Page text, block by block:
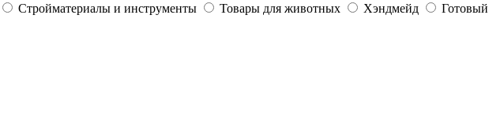
Стройматериалы и инструменты Товары для животных Хэндмейд
Готовый